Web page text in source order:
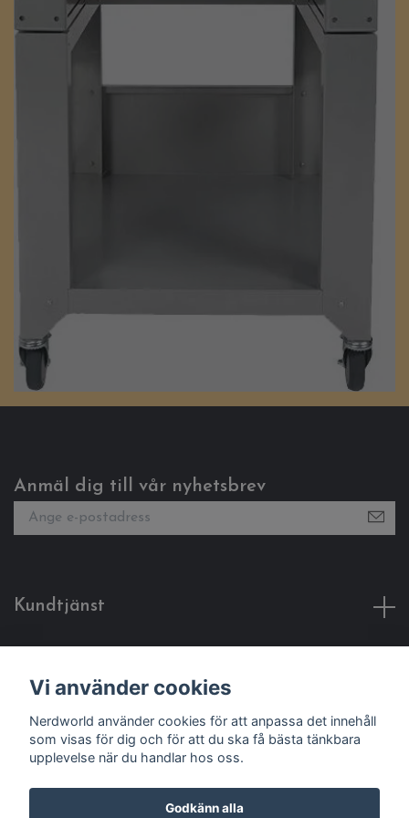
Anmäl dig till vår nyhetsbrev
Kundtjänst
Sociala medier
Vi använder cookies
Nerdworld använder cookies för att anpassa det innehåll
som visas för dig och för att du ska få bästa tänkbara
upplevelse när du handlar hos oss.
Godkänn alla